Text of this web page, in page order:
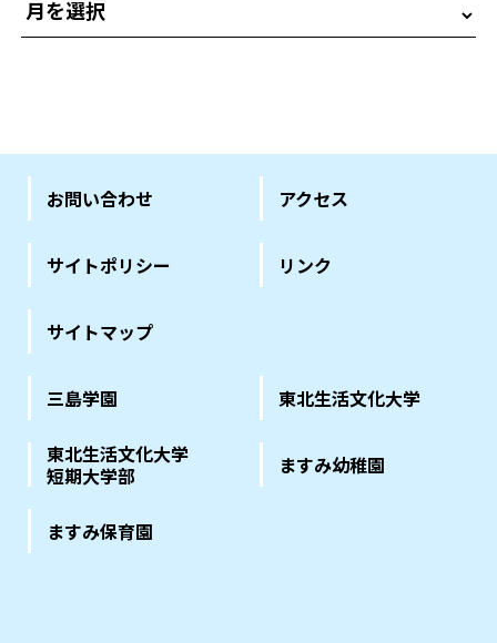
お問い合わせ アクセス
サイトポリシー リンク
サイトマップ
三島学園 東北生活文化大学
東北生活文化大学
短期大学部
ますみ幼稚園
ますみ保育園